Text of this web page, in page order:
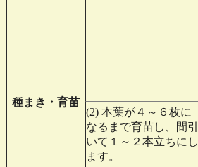
種まき・育苗
(2) 本葉が４～６枚に
なるまで育苗し、間引
いて１～２本立ちにし
ます。